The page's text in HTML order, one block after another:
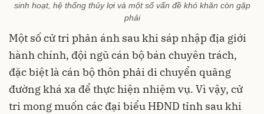
sinh hoạt, hệ thống thủy lợi và một số vấn đề khó khăn còn gặp
phải
Một số cử tri phản ánh sau khi sáp nhập địa giới
hành chính, đội ngũ cán bộ bán chuyên trách,
đặc biệt là cán bộ thôn phải di chuyển quãng
đường khá xa để thực hiện nhiệm vụ. Vì vậy, cử
tri mong muốn các đại biểu HĐND tỉnh sau khi